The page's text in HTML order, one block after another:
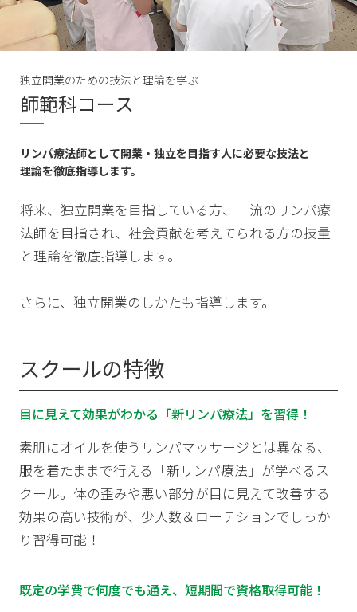
独立開業のための技法と理論を学ぶ
師範科コース
リンパ療法師として開業・独立を目指す人に必要な技法と
理論を徹底指導します。
将来、独立開業を目指している方、一流のリンパ療
法師を目指され、社会貢献を考えてられる方の技量
と理論を徹底指導します。
さらに、独立開業のしかたも指導します。
スクールの特徴
目に見えて効果がわかる「新リンパ療法」を習得！
素肌にオイルを使うリンパマッサージとは異なる、
服を着たままで行える「新リンパ療法」が学べるス
クール。体の歪みや悪い部分が目に見えて改善する
効果の高い技術が、少人数＆ローテションでしっか
り習得可能！
既定の学費で何度でも通え、短期間で資格取得可能！